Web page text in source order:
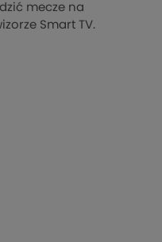
mecze na
Smart TV.